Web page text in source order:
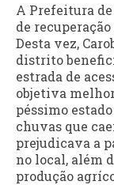
A Prefeitura
de
Desta vez,
distrito
estrada de
objetiva
péssimo
chuvas que
prejudicava a
no local, além
produção